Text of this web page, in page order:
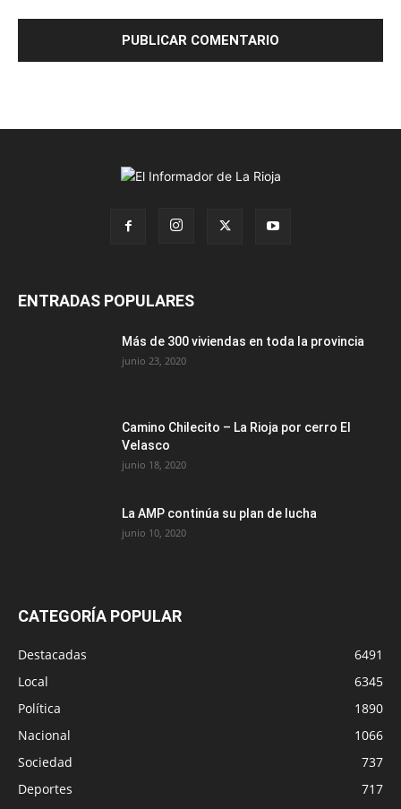
ENTRADAS POPULARES
Más de 300 viviendas en toda la provincia
junio 23, 2020
Camino Chilecito – La Rioja por cerro El
Velasco
junio 18, 2020
La AMP continúa su plan de lucha
junio 10, 2020
CATEGORÍA POPULAR
Destacadas
6491
Local
6345
Política
1890
Nacional
1066
Sociedad
737
Deportes
717